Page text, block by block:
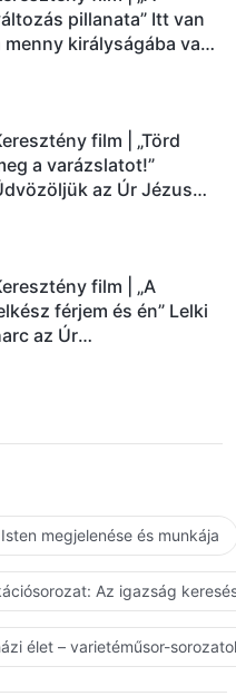
pillanata” Itt van
menny királyságába való
film | „Törd
a varázslatot!”
az Úr Jézus
film | „A
férjem és én” Lelki
az Úr
megjelenése és munkája
Az igazság
élet – varietéműsor-